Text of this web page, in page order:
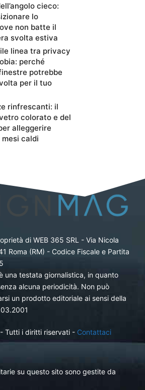
cieco:
lo
non batte il
svolta estiva
linea tra privacy
perché
potrebbe
per il tuo
rinfrescanti: il
colorato e del
alleggerire
mesi caldi
di WEB 365 SRL - Via Nicola
Roma (RM) - Codice Fiscale e Partita
una testata giornalistica, in quanto
alcuna periodicità. Non può
un prodotto editoriale ai sensi della
Tutti i diritti riservati - Contattaci
su questo sito sono gestite da